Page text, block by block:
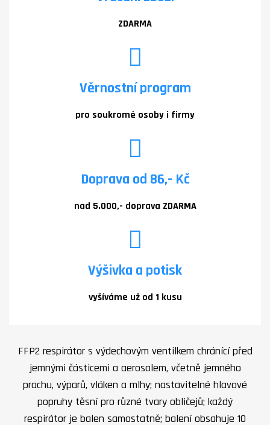
ZDARMA
Věrnostní program
pro soukromé osoby i firmy
Doprava od 86,- Kč
nad 5.000,- doprava ZDARMA
Výšivka a potisk
vyšíváme už od 1 kusu
FFP2 respirátor s výdechovým ventilkem chránící před
jemnými částicemi a aerosolem, včetně jemného
prachu, výparů, vláken a mlhy; nastavitelné hlavové
popruhy těsní pro různé tvary obličejů; každý
respirátor je balen samostatně; balení obsahuje 10